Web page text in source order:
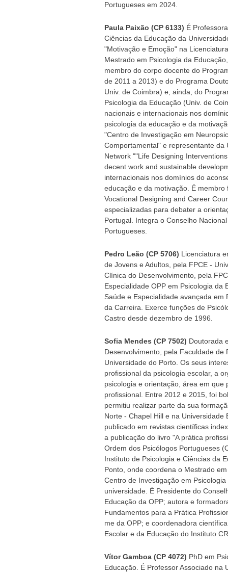
Portugueses em 2024.
Paula Paixão (CP 6133) É
Ciências da Educação da
"Motivação e Emoção" na
Mestrado em Psicologia da
membro do corpo docente do
de 2011 a 2013) e do Programa
Univ. de Coimbra) e, ainda, do
Psicologia da Educação (Univ. de
nacionais e internacionais nos
psicologia da educação e da
"Centro de Investigação em
Comportamental" e representante da
Network ""Life Designing
decent work and sustainable
internacionais nos domínios do
educação e da motivação. É
Vocational Designing and Career
especializadas para debater a
Portugal. Integra o Conselho
Portugueses.
Pedro Leão (CP 5706) Licenciatura
de Jovens e Adultos, pela FPCE -
Clínica do Desenvolvimento, pela
Especialidade OPP em Psicologia da
Saúde e Especialidade avançada em
da Carreira. Exerce funções de
Castro desde dezembro de 1996.
Sofia Mendes (CP 7502) Doutorada
Desenvolvimento, pela Faculdade de
Universidade do Porto. Os seus
profissional da psicologia escolar, a
psicologia e orientação, área em
profissional. Entre 2012 e 2015, foi
permitiu realizar parte da sua
Norte - Chapel Hill e na
publicado em revistas científicas
a publicação do livro "A prática
Ordem dos Psicólogos Portugueses
Instituto de Psicologia e Ciências da
Ponto, onde coordena o Mestrado
Centro de Investigação em
universidade. É Presidente do
Educação da OPP; autora e
Fundamentos para a Prática
me da OPP; e coordenadora
Escolar e da Educação do Instituto
Vítor Gamboa (CP 4072) PhD em
Educação. É Professor Associado na